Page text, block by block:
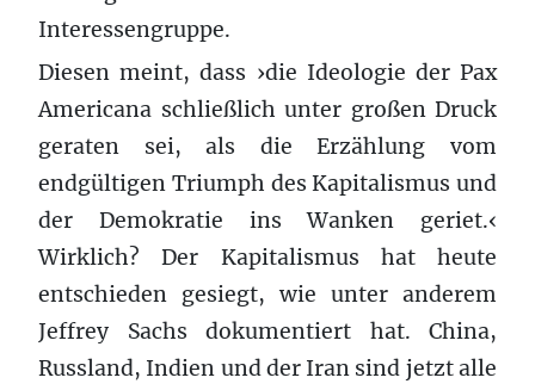
Interessengruppe.
Diesen meint, dass ›die Ideologie der Pax
Americana schließlich unter großen Druck
geraten sei, als die Erzählung vom
endgültigen Triumph des Kapitalismus und
der Demokratie ins Wanken geriet.‹
Wirklich? Der Kapitalismus hat heute
entschieden gesiegt, wie unter anderem
Jeffrey Sachs dokumentiert hat. China,
Russland, Indien und der Iran sind jetzt alle